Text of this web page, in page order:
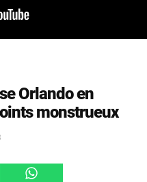
Orlando en
monstrueux